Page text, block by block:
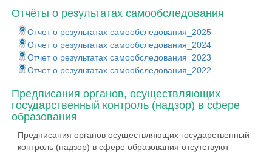
Отчёты о результатах самообследования
Отчет о результатах самообследования_2025
Отчет о результатах самообследования_2024
Отчет о результатах самообследования_2023
Отчет о результатах самообследования_2022
Предписания органов, осуществляющих
государственный контроль (надзор) в сфере
образования
Предписания органов осуществляющих государственный
контроль (надзор) в сфере образования отсутствуют